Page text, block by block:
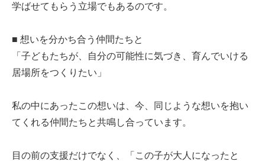
学ばせてもらう立場でもあるのです。
■ 想いを分かち合う仲間たちと
「子どもたちが、自分の可能性に気づき、育んでいける
居場所をつくりたい」
私の中にあったこの想いは、今、同じような想いを抱い
てくれる仲間たちと共鳴し合っています。
目の前の支援だけでなく、「この子が大人になったと